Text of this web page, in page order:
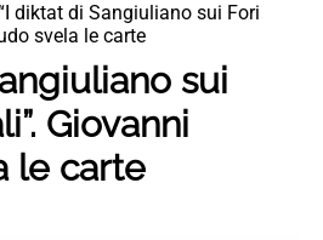
diktat di Sangiuliano sui Fori
svela le carte
sui
Giovanni
le carte